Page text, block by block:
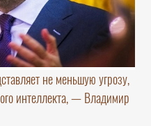
не меньшую угрозу,
интеллекта, — Владимир